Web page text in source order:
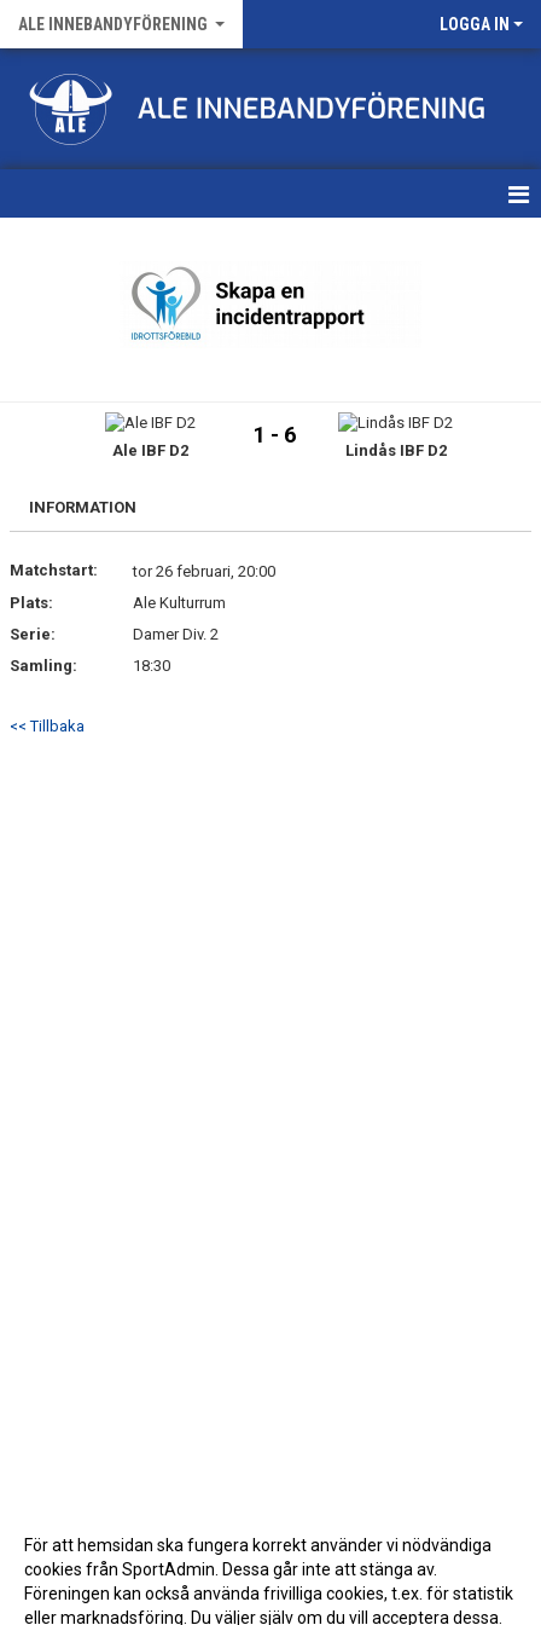
ALE INNEBANDYFÖRENING LOGGA IN
FÖRENINGENS MATCHER
NYHETSARKIV
MEDLEMSKAP
Ale IBF D2
1 - 6
Lindås IBF D2
INFORMATION
Matchstart:
tor 26 februari, 20:00
Plats:
Ale Kulturrum
Serie:
Damer Div. 2
Samling:
18:30
<< Tillbaka
För att hemsidan ska fungera korrekt använder vi nödvändiga
cookies från SportAdmin. Dessa går inte att stänga av.
Föreningen kan också använda frivilliga cookies, t.ex. för statistik
eller marknadsföring. Du väljer själv om du vill acceptera dessa.